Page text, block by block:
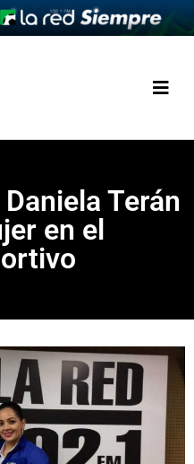
Terán
en el